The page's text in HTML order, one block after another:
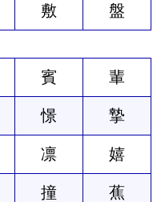
敷 盤
賓 輩
憬 摯
凛 嬉
撞 蕉